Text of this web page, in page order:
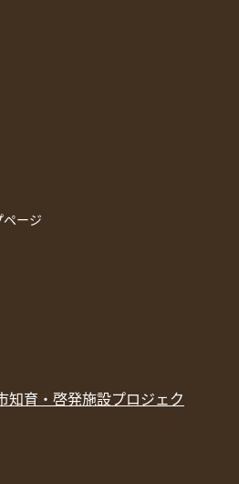
ージ
知育・啓発施設プロジェク